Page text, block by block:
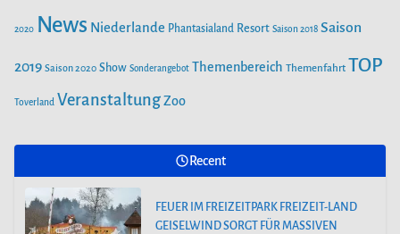
2020 News Niederlande Phantasialand Resort Saison 2018 Saison
2019 Saison 2020 Show Sonderangebot Themenbereich Themenfahrt TOP
Toverland VeranstaltungZoo
Recent
FEUER IM FREIZEITPARK FREIZEIT-LAND
GEISELWIND SORGT FÜR MASSIVEN